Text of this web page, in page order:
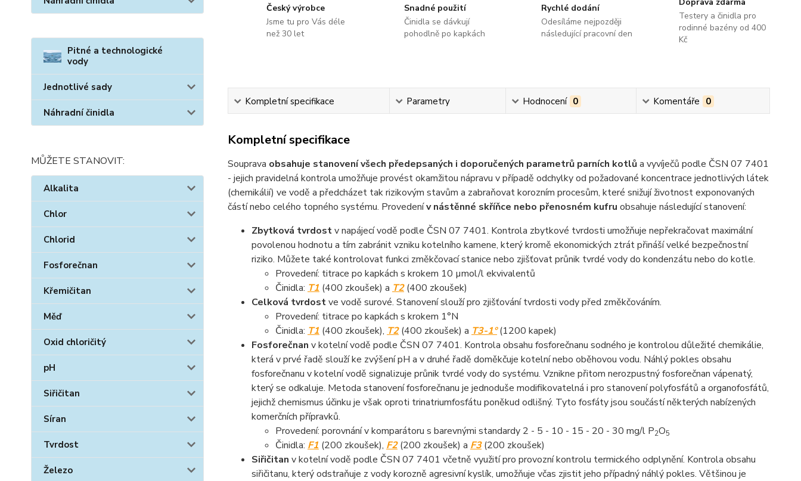
Pitné a technologické
vody
Jednotlivé sady
Náhradní činidla
MŮŽETE STANOVIT:
Alkalita
Chlor
Chlorid
Fosforečnan
Křemičitan
Měď
Oxid chloričitý
pH
Siřičitan
Síran
Tvrdost
Železo
Český výrobce
Jsme tu pro Vás déle
než 30 let
Snadné použití
Činidla se dávkují
pohodlně po kapkách
Rychlé dodání
Odesíláme nejpozději
následující pracovní den
Testery a činidla pro
rodinné bazény od 400
Kč
Kompletní specifikace Parametry Hodnocení 0 Komentáře 0
Kompletní specifikace
Souprava obsahuje stanovení všech předepsaných i doporučených parametrů parních kotlůa vyvíječů podle ČSN 07 7401
- jejich pravidelná kontrola umožňuje provést okamžitou nápravu v případě odchylky od požadované koncentrace jednotlivých látek
(chemikálií) ve vodě a předcházet tak rizikovým stavům a zabraňovat korozním procesům, které snižují životnost exponovaných
částí nebo celého topného systému. Provedenív nástěnné skříňce nebo přenosném kufru obsahuje následující stanovení:
Zbytková tvrdostv napájecí vodě podle ČSN 07 7401. Kontrola zbytkové tvrdosti umožňuje nepřekračovat maximální
povolenou hodnotu a tím zabránit vzniku kotelního kamene, který kromě ekonomických ztrát přináší velké bezpečnostní
riziko. Můžete také kontrolovat funkci změkčovací stanice nebo zjišťovat průnik tvrdé vody do kondenzátu nebo do kotle.
Provedení: titrace po kapkách s krokem 10 µmol/l ekvivalentů
Činidla: T1 (400 zkoušek) a T2(400 zkoušek)
Celková tvrdostve vodě surové. Stanovení slouží pro zjišťování tvrdosti vody před změkčováním.
Provedení: titrace po kapkách s krokem 1°N
Činidla: T1 (400 zkoušek), T2(400 zkoušek) a T3-1°(1200 kapek)
Fosforečnan v kotelní vodě podle ČSN 07 7401. Kontrola obsahu fosforečnanu sodného je kontrolou důležité chemikálie,
která v prvé řadě slouží ke zvýšení pH a v druhé řadě doměkčuje kotelní nebo oběhovou vodu. Náhlý pokles obsahu
fosforečnanu v kotelní vodě signalizuje průnik tvrdé vody do systému. Vznikne přitom nerozpustný fosforečnan vápenatý,
který se odkaluje. Metoda stanovení fosforečnanu je jednoduše modifikovatelná i pro stanovení polyfosfátů a organofosfátů,
jejichž chemismus účinku je však oproti trinatriumfosfátu poněkud odlišný. Tyto fosfáty jsou součástí některých nabízených
komerčních přípravků.
Provedení: porovnání v komparátoru s barevnými standardy 2 - 5 - 10 - 15 - 20 - 30 mg/l P2O5
Činidla: F1 (200 zkoušek), F2(200 zkoušek) a F3(200 zkoušek)
Siřičitan v kotelní vodě podle ČSN 07 7401 včetně využití pro provozní kontrolu termického odplynění. Kontrola obsahu
siřičitanu, který odstraňuje z vody korozně agresivní kyslík, umožňuje včas zjistit jeho případný náhlý pokles. Většinou je